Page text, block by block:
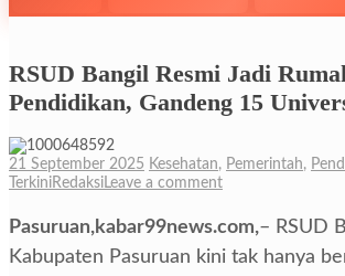
RSUD Bangil Resmi Jadi
Pendidikan, Gandeng 15
21 September 2025 Kesehatan, Pemerintah,
TerkiniRedaksiLeave a comment
Pasuruan,kabar99news.com,– RSUD
Kabupaten Pasuruan kini tak hanya